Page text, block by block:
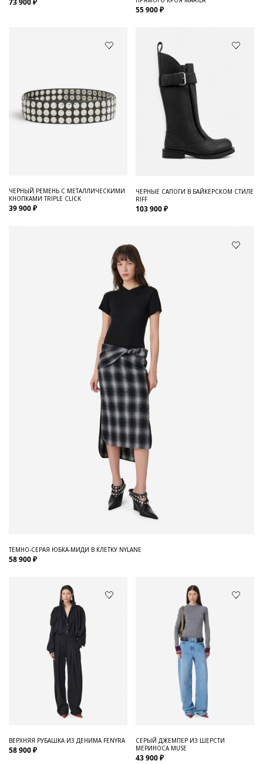
55 900 ₽
ЧЕРНЫЙ РЕМЕНЬ С МЕТАЛЛИЧЕСКИМИ
КНОПКАМИ TRIPLE CLICK
39 900 ₽
ЧЕРНЫЕ САПОГИ В БАЙКЕРСКОМ СТИЛЕ
RIFF
103 900 ₽
ТЕМНО-СЕРАЯ ЮБКА-МИДИ В КЛЕТКУ NYLANE
58 900 ₽
ВЕРХНЯЯ РУБАШКА ИЗ ДЕНИМА FENYRA
58 900 ₽
СЕРЫЙ ДЖЕМПЕР ИЗ ШЕРСТИ
МЕРИНОСА MUSE
43 900 ₽